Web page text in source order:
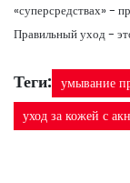
«суперсредствах» -
Правильный уход -
Теги: умывание
уход за кожей с